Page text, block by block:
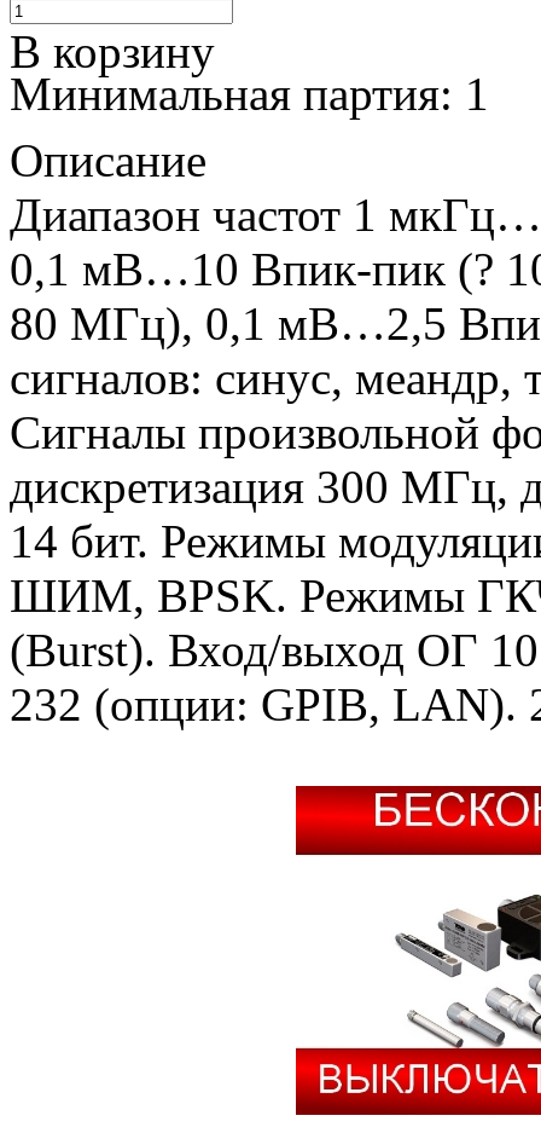
В корзину
Минимальная партия: 1
Описание
Диапазон частот 1
0,1 мВ…10 Впик-пик (?
80 МГц), 0,1 мВ…2,5
сигналов: синус,
Сигналы произвольной
дискретизация 300 МГц,
14 бит. Режимы
ШИМ, BPSK. Режимы ГКЧ
(Burst). Вход/выход ОГ
232 (опции: GPIB, LAN).